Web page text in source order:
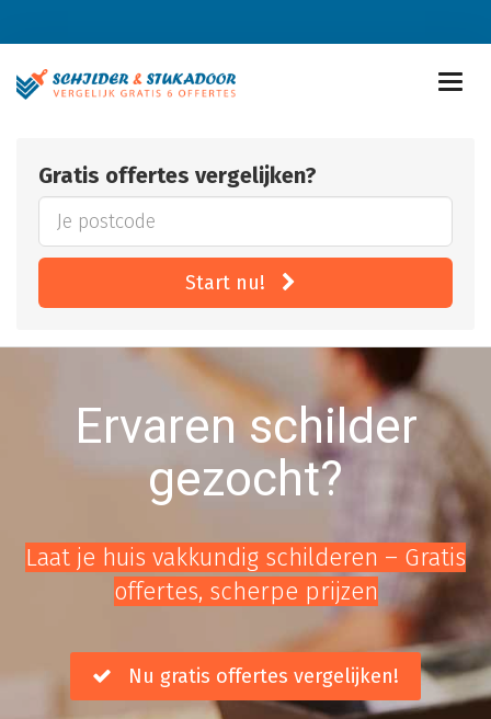
Gratis offertes vergelijken?
Start nu!
Ervaren schilder
gezocht?
Laat je huis vakkundig schilderen – Gratis
offertes, scherpe prijzen
Nu gratis offertes vergelijken!